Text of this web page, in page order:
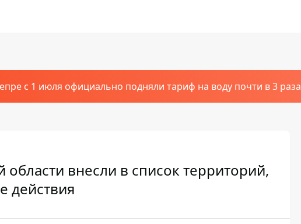
с 1 июля официально подняли тариф на воду почти в 3 раза
внесли в список территорий,
действия